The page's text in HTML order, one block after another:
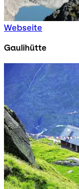
Webseite
Gaulihütte